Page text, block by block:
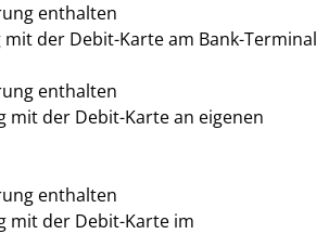
enthalten
mit der Debit-Karte am Bank-Terminal
enthalten
mit der Debit-Karte an eigenen
enthalten
mit der Debit-Karte im